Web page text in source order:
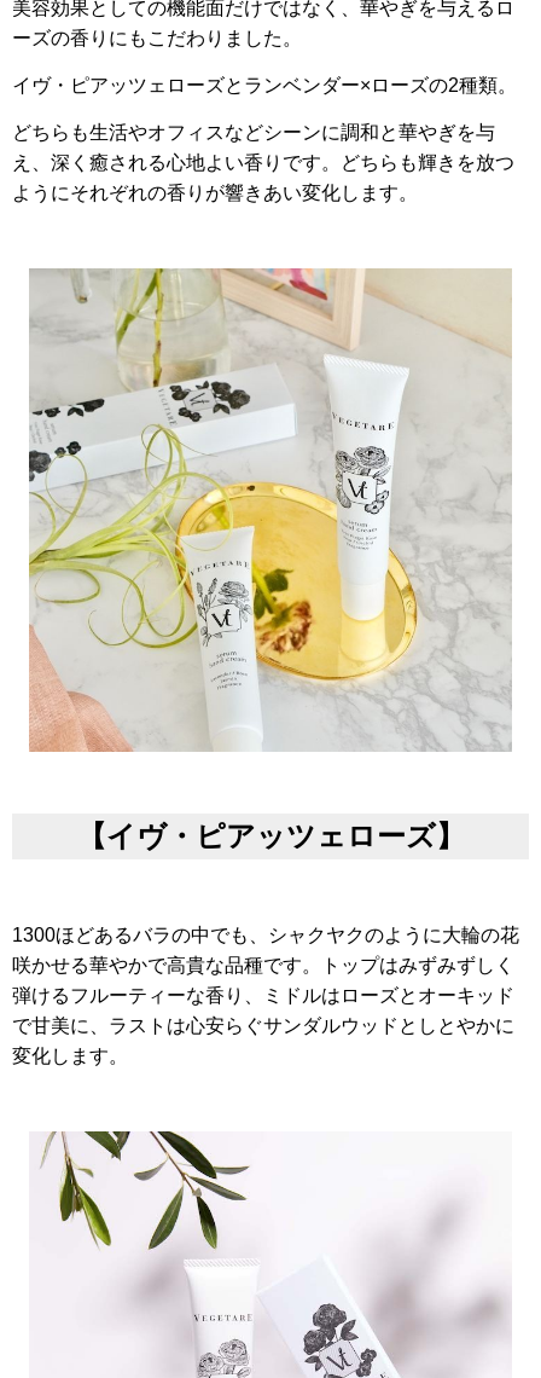
美容効果としての機能面だけではなく、華やぎを与えるロ
ーズの香りにもこだわりました。
イヴ・ピアッツェローズとランベンダー×ローズの2種類。
どちらも生活やオフィスなどシーンに調和と華やぎを与
え、深く癒される心地よい香りです。どちらも輝きを放つ
ようにそれぞれの香りが響きあい変化します。
【イヴ・ピアッツェローズ】
1300ほどあるバラの中でも、シャクヤクのように大輪の花
咲かせる華やかで高貴な品種です。トップはみずみずしく
弾けるフルーティーな香り、ミドルはローズとオーキッド
で甘美に、ラストは心安らぐサンダルウッドとしとやかに
変化します。